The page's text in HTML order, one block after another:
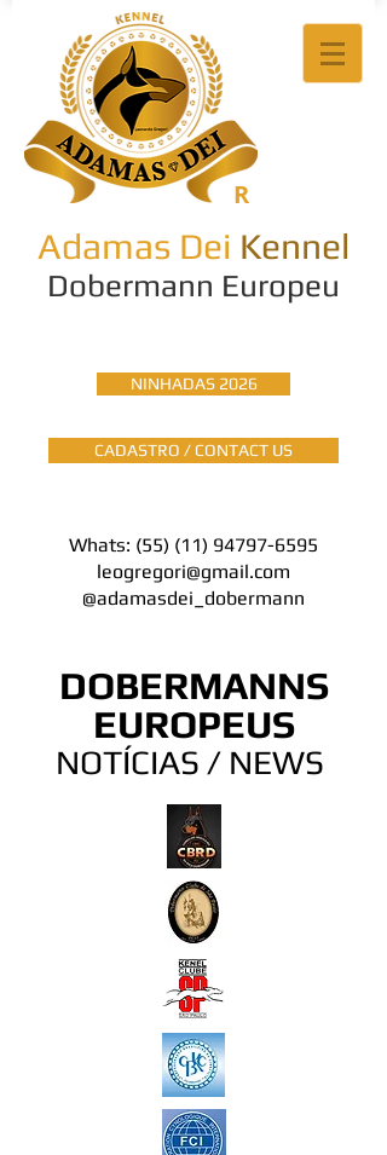
R
Adamas Dei Kennel
Dobermann Europeu
NINHADAS 2026
CADASTRO / CONTACT US
Whats: (55) (11) 94797-6595
leogregori@gmail.com
@adamasdei_dobermann
DOBERMANNS
EUROPEUS
NOTÍCIAS / NEWS